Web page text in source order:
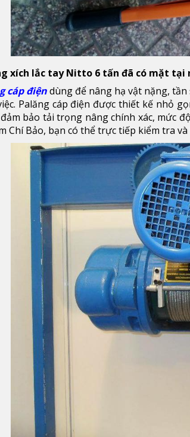
xích lắc tay Nitto 6 tấn đã có mặt tại
cáp điệndùng để nâng hạ vật nặng,
Palăng cáp điện được thiết kế nhỏ
bảo tải trọng nâng chính xác, mức
Chí Bảo, bạn có thể trực tiếp kiểm tra